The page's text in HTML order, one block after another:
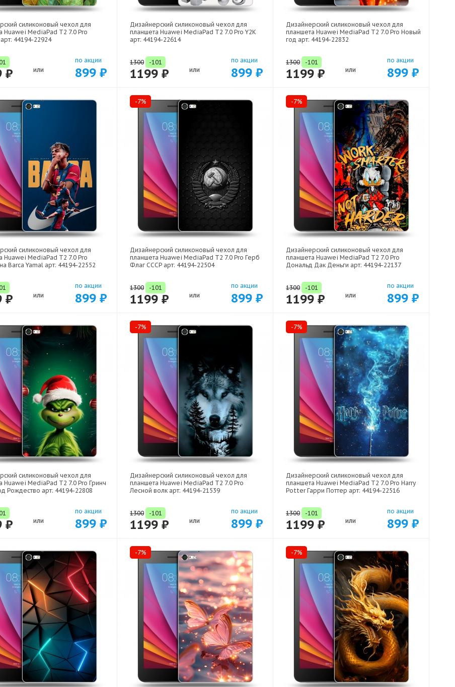
силиконовый чехол для
Huawei MediaPad T2 7.0 Pro
44194-22924
₽ или
по акции
899 ₽
Дизайнерский силиконовый чехол для
планшета Huawei MediaPad T2 7.0 Pro Y2K
арт: 44194-22614
1300 -101
1199 ₽ или
по акции
899 ₽
Дизайнерский силиконовый чехол для
планшета Huawei MediaPad T2 7.0 Pro Новый
год арт: 44194-22832
1300 -101
1199 ₽ или
по акции
899 ₽
силиконовый чехол для
Huawei MediaPad T2 7.0 Pro
Barca Yamal арт: 44194-22552
₽ или
по акции
899 ₽
-7%
Дизайнерский силиконовый чехол для
планшета Huawei MediaPad T2 7.0 Pro Герб
Флаг СССР арт: 44194-22504
1300 -101
1199 ₽ или
по акции
899 ₽
-7%
Дизайнерский силиконовый чехол для
планшета Huawei MediaPad T2 7.0 Pro
Дональд Дак Деньги арт: 44194-22137
1300 -101
1199 ₽ или
по акции
899 ₽
силиконовый чехол для
Huawei MediaPad T2 7.0 Pro Гринч
Рождество арт: 44194-22808
₽ или
по акции
899 ₽
-7%
Дизайнерский силиконовый чехол для
планшета Huawei MediaPad T2 7.0 Pro
Лесной волк арт: 44194-21539
1300 -101
1199 ₽ или
по акции
899 ₽
-7%
Дизайнерский силиконовый чехол для
планшета Huawei MediaPad T2 7.0 Pro Harry
Potter Гарри Поттер арт: 44194-22516
1300 -101
1199 ₽ или
по акции
899 ₽
-7% -7%